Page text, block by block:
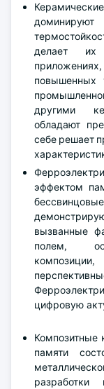
делает их
повышенных
другими
обладают
себе решает
эффектом
вызванные
полем,
цифровую
Композитные
памяти
разработки